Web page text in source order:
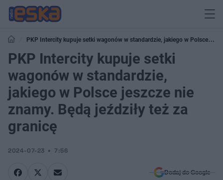
PKP Intercity kupuje setki wagonów w standardzie, jakiego w Polsce
jeszcze nie znamy. Będą jeździły też za granicę
PKP Intercity kupuje setki
wagonów w standardzie,
jakiego w Polsce jeszcze nie
znamy. Będą jeździły też za
granicę
2024-07-23 7:56
Dodaj do Google